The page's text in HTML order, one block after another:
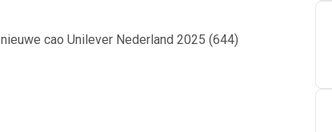
cao Unilever Nederland 2025 (644)